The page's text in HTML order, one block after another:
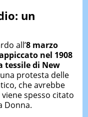
un
all’8 marzo
nel 1908
tessile di New
protesta delle
che avrebbe
viene spesso citato
Donna.